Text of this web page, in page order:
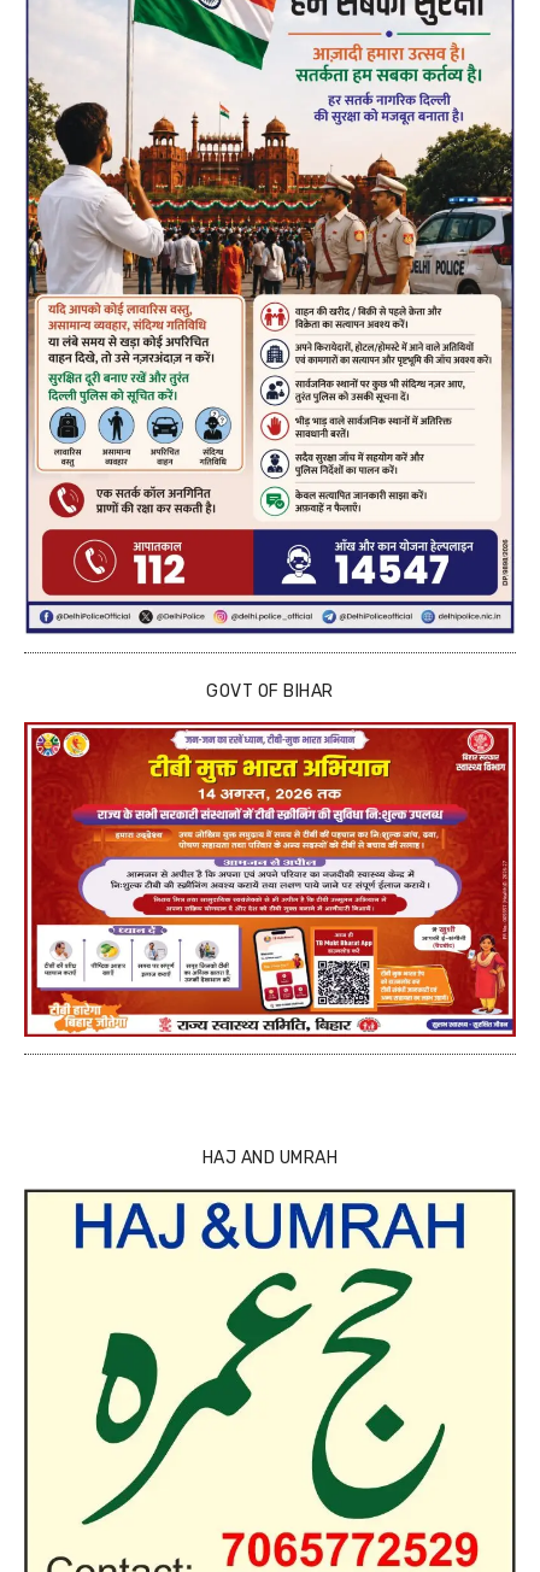
GOVT OF BIHAR
HAJ AND UMRAH